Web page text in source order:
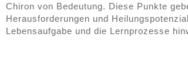
Chiron von Bedeutung. Diese Punkte
Herausforderungen und
Lebensaufgabe und die Lernprozesse